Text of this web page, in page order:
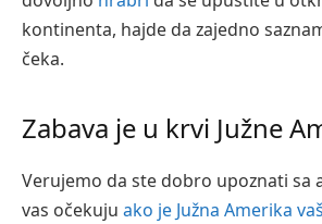
kontinenta, hajde da zajedno
čeka.
Zabava je u krvi Južne
Verujemo da ste dobro upoznati sa
vas očekuju ako je Južna Amerika